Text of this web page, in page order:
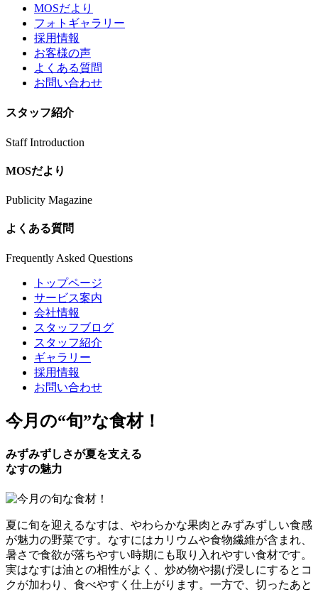
MOSだより
フォトギャラリー
採用情報
お客様の声
よくある質問
お問い合わせ
スタッフ紹介
Staff Introduction
MOSだより
Publicity Magazine
よくある質問
Frequently Asked Questions
トップページ
サービス案内
会社情報
スタッフブログ
スタッフ紹介
ギャラリー
採用情報
お問い合わせ
今月の“旬”な食材！
みずみずしさが夏を支える
なすの魅力
夏に旬を迎えるなすは、やわらかな果肉とみずみずしい食感
が魅力の野菜です。なすにはカリウムや食物繊維が含まれ、
暑さで食欲が落ちやすい時期にも取り入れやすい食材です。
実はなすは油との相性がよく、炒め物や揚げ浸しにするとコ
クが加わり、食べやすく仕上がります。一方で、切ったあと